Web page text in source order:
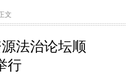
文
法治论坛顺
行